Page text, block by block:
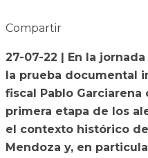
Compartir
27-07-22 | En la
la prueba documental
fiscal Pablo
primera etapa de los
el contexto histórico
Mendoza y, en